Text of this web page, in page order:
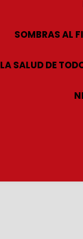
SOMBRAS AL
LA SALUD DE